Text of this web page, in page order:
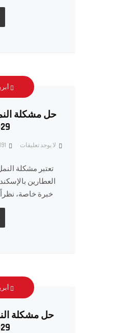
أبريل
حل مشكلة
لا يوجد تعليقات
تعتبر مشكلة
العطارين
خبرة خاصة، نظراً
أبريل
حل مشكلة